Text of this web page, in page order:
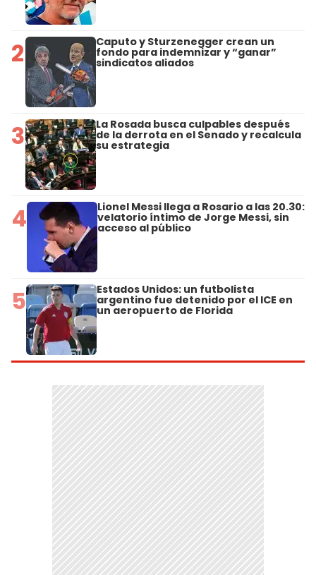
2 Caputo y Sturzenegger crean un
fondo para indemnizar y “ganar”
sindicatos aliados
3 La Rosada busca culpables después
de la derrota en el Senado y recalcula
su estrategia
4 Lionel Messi llega a Rosario a las 20.30:
velatorio íntimo de Jorge Messi, sin
acceso al público
5 Estados Unidos: un futbolista
argentino fue detenido por el ICE en
un aeropuerto de Florida